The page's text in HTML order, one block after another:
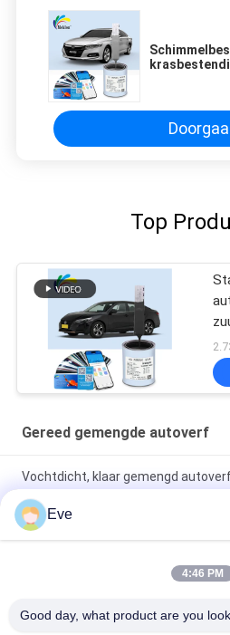
Top
Gereed gemengde autoverf
Vochtdicht, klaar gemengd
Function
Duurzaam, onschadelijk,
doeleinden Niet-toxisch
Eve
4:46 PM
Good day, what product are you